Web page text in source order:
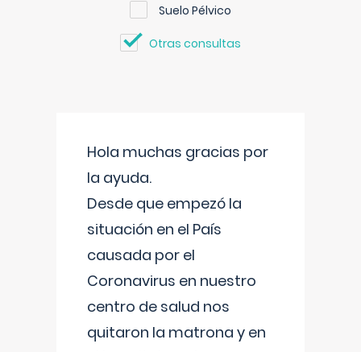
Suelo Pélvico
Otras consultas
Hola muchas gracias por
la ayuda.
Desde que empezó la
situación en el País
causada por el
Coronavirus en nuestro
centro de salud nos
quitaron la matrona y en